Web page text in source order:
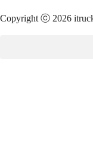
Copyright ⓒ 2026